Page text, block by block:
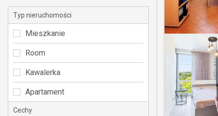
Typ nieruchomości
Mieszkanie
Room
Kawalerka
Apartament
Cechy